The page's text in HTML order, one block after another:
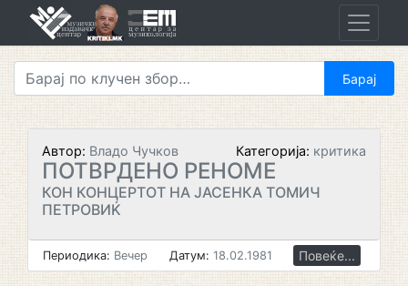
Автор: Владо Чучков Категорија: критика
ПОТВРДЕНО РЕНОМЕ
КОН КОНЦЕРТОТ НА ЈАСЕНКА ТОМИЧ
ПЕТРОВИЌ
Периодика: Вечер Датум: 18.02.1981 Повеќе...